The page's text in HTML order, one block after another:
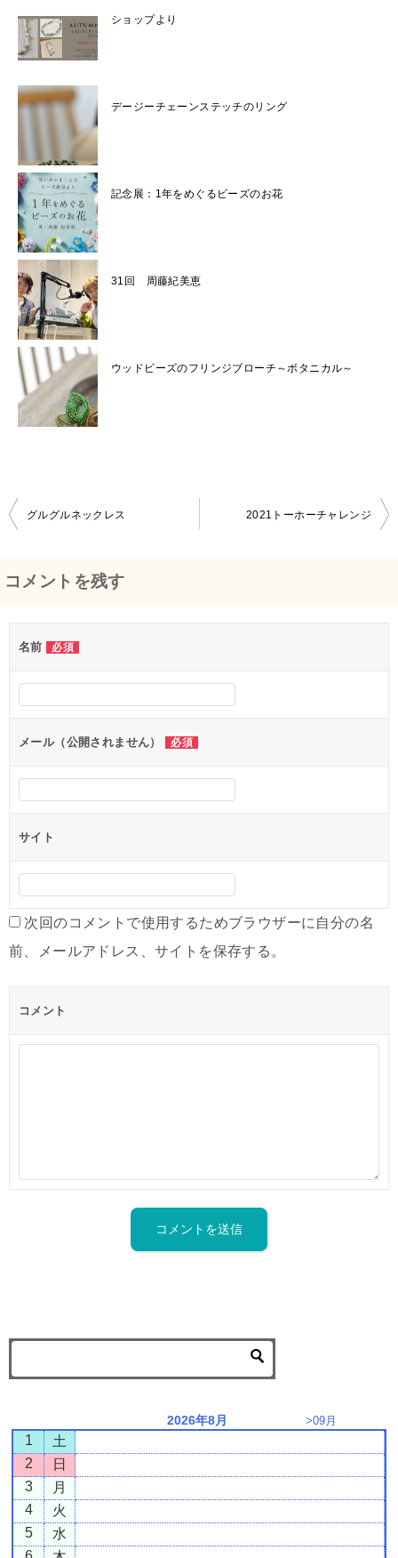
ショップより
デージーチェーンステッチのリング
記念展：1年をめぐるビーズのお花
31回 周藤紀美恵
ウッドビーズのフリンジブローチ～ボタニカル～
稿
ー
ョ
ン
グルグルネックレス 2021トーホーチャレンジ
コメントを残す
名前 必須
メール（公開されません） 必須
サイト
次回のコメントで使用するためブラウザーに自分の名
前、メールアドレス、サイトを保存する。
コメント